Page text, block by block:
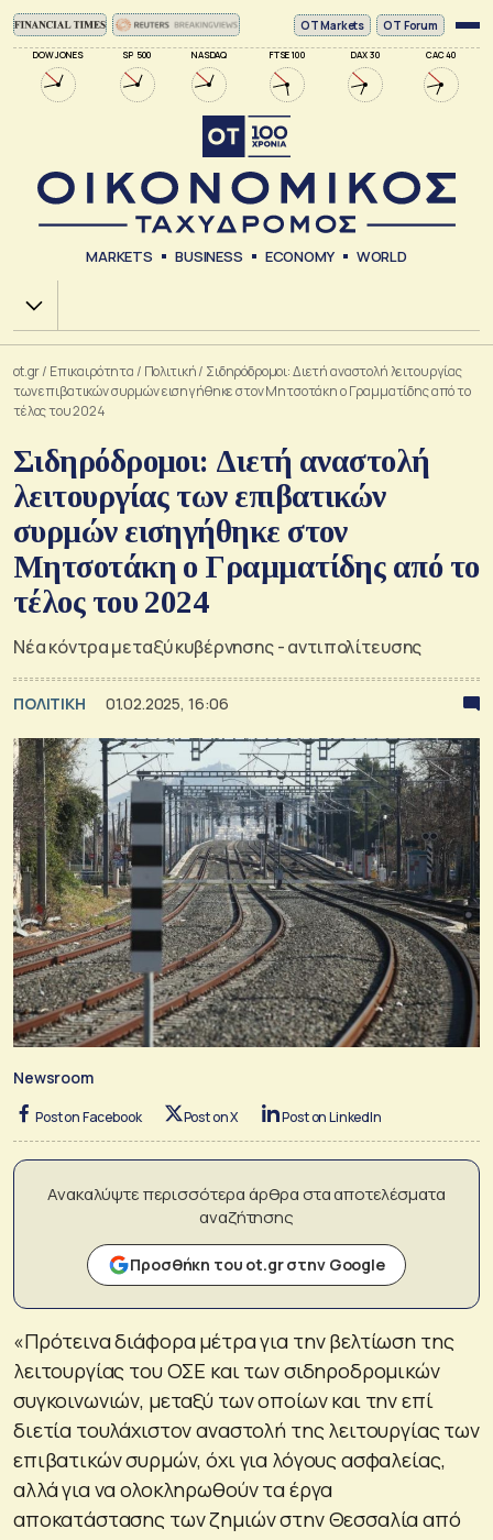
DOW JONES SP 500 NASDAQ FTSE 100 DAX 30 CAC 40
ΟΤ Markets OT Forum
MARKETS BUSINESS ECONOMY WORLD
Χ.Α.
ot.gr/ Επικαιρότητα / Πολιτική/ Σιδηρόδρομοι: Διετή αναστολή λειτουργίας
των επιβατικών συρμών εισηγήθηκε στον Μητσοτάκη ο Γραμματίδης από το
τέλος του 2024
Σιδηρόδρομοι: Διετή αναστολή
λειτουργίας των επιβατικών
συρμών εισηγήθηκε στον
Μητσοτάκη ο Γραμματίδης από το
τέλος του 2024
Νέα κόντρα μεταξύ κυβέρνησης - αντιπολίτευσης
ΠΟΛΙΤΙΚΗ 01.02.2025, 16:06
Newsroom
Post on Facebook Post on X Post on LinkedIn
Ανακαλύψτε περισσότερα άρθρα στα αποτελέσματα
αναζήτησης
Προσθήκη του ot.gr στην Google
«Πρότεινα διάφορα μέτρα για την βελτίωση της
λειτουργίας του ΟΣΕ και των σιδηροδρομικών
συγκοινωνιών, μεταξύ των οποίων και την επί
διετία τουλάχιστον αναστολή της λειτουργίας των
επιβατικών συρμών, όχι για λόγους ασφαλείας,
αλλά για να ολοκληρωθούν τα έργα
αποκατάστασης των ζημιών στην Θεσσαλία από